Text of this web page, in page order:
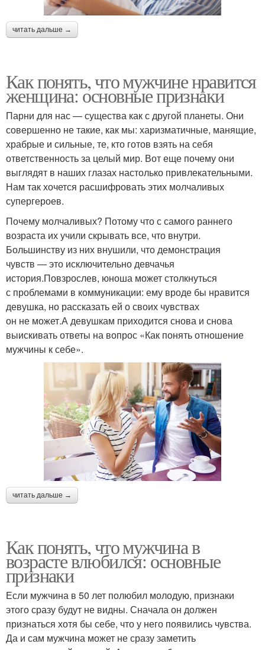
читать дальше →
Как понять, что мужчине нравится
женщина: основные признаки
Парни для нас — существа как с другой планеты. Они
совершенно не такие, как мы: харизматичные, манящие,
храбрые и сильные, те, кто готов взять на себя
ответственность за целый мир. Вот еще почему они
выглядят в наших глазах настолько привлекательными.
Нам так хочется расшифровать этих молчаливых
супергероев.
Почему молчаливых? Потому что с самого раннего
возраста их учили скрывать все, что внутри.
Большинству из них внушили, что демонстрация
чувств — это исключительно девчачья
история.Повзрослев, юноша может столкнуться
с проблемами в коммуникации: ему вроде бы нравится
девушка, но рассказать ей о своих чувствах
он не может.А девушкам приходится снова и снова
выискивать ответы на вопрос «Как понять отношение
мужчины к себе».
читать дальше →
Как понять, что мужчина в
возрасте влюбился: основные
признаки
Если мужчина в 50 лет полюбил молодую, признаки
этого сразу будут не видны. Сначала он должен
признаться хотя бы себе, что у него появились чувства.
Да и сам мужчина может не сразу заметить